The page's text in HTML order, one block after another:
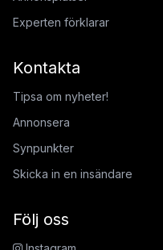
Experten förklarar
Kontakta
Tipsa om nyheter!
Annonsera
Synpunkter
Skicka in en insändare
Följ oss